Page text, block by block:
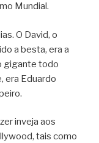
Mundial.
O David, o
a besta, era a
gigante todo
era Eduardo
inveja aos
tais como